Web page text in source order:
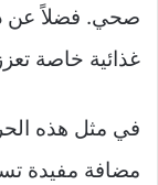
صحي. فضلاً عن
غذائية خاصة
في مثل هذه
مضافة مفيدة